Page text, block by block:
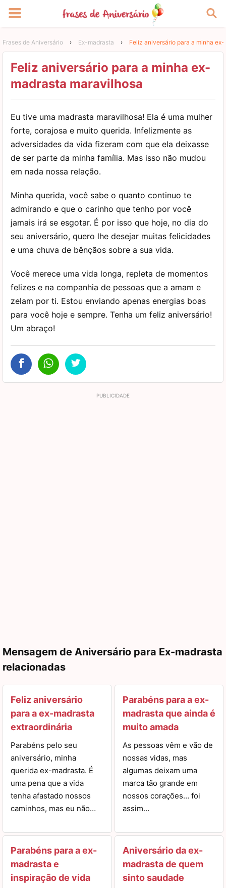
Frases de Aniversário › Ex-madrasta › Feliz aniversário para a minha
Feliz aniversário para a minha ex-
madrasta maravilhosa
Eu tive uma madrasta maravilhosa! Ela é uma mulher
forte, corajosa e muito querida. Infelizmente as
adversidades da vida fizeram com que ela deixasse
de ser parte da minha família. Mas isso não mudou
em nada nossa relação.
Minha querida, você sabe o quanto continuo te
admirando e que o carinho que tenho por você
jamais irá se esgotar. É por isso que hoje, no dia do
seu aniversário, quero lhe desejar muitas felicidades
e uma chuva de bênçãos sobre a sua vida.
Você merece uma vida longa, repleta de momentos
felizes e na companhia de pessoas que a amam e
zelam por ti. Estou enviando apenas energias boas
para você hoje e sempre. Tenha um feliz aniversário!
Um abraço!
Mensagem de Aniversário para Ex-madrasta
relacionadas
Feliz aniversário
para a ex-madrasta
extraordinária
Parabéns pelo seu
aniversário, minha
querida ex-madrasta. É
uma pena que a vida
tenha afastado nossos
caminhos, mas eu não…
Parabéns para a ex-
madrasta e
inspiração de vida
Parabéns para a ex-
madrasta que ainda é
muito amada
As pessoas vêm e vão de
nossas vidas, mas
algumas deixam uma
marca tão grande em
nossos corações… foi
assim…
Aniversário da ex-
madrasta de quem
sinto saudade